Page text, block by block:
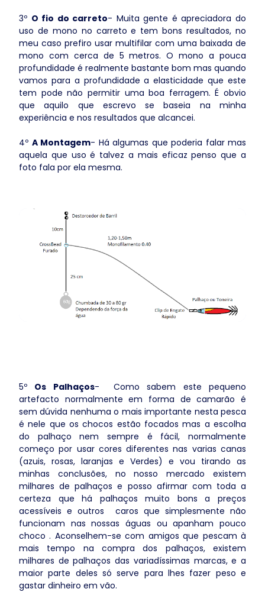
3º O fio do carreto- Muita gente é apreciadora do
uso de mono no carreto e tem bons resultados, no
meu caso prefiro usar multifilar com uma baixada de
mono com cerca de 5 metros. O mono a pouca
profundidade é realmente bastante bom mas quando
vamos para a profundidade a elasticidade que este
tem pode não permitir uma boa ferragem. É obvio
que aquilo que escrevo se baseia na minha
experiência e nos resultados que alcancei.
4º A Montagem- Há algumas que poderia falar mas
aquela que uso é talvez a mais eficaz penso que a
foto fala por ela mesma.
5º Os Palhaços- Como sabem este pequeno
artefacto normalmente em forma de camarão é
sem dúvida nenhuma o mais importante nesta pesca
é nele que os chocos estão focados mas a escolha
do palhaço nem sempre é fácil, normalmente
começo por usar cores diferentes nas varias canas
(azuis, rosas, laranjas e Verdes) e vou tirando as
minhas conclusões, no nosso mercado existem
milhares de palhaços e posso afirmar com toda a
certeza que há palhaços muito bons a preços
acessíveis e outros caros que simplesmente não
funcionam nas nossas águas ou apanham pouco
choco . Aconselhem-se com amigos que pescam à
mais tempo na compra dos palhaços, existem
milhares de palhaços das variadíssimas marcas, e a
maior parte deles só serve para lhes fazer peso e
gastar dinheiro em vão.